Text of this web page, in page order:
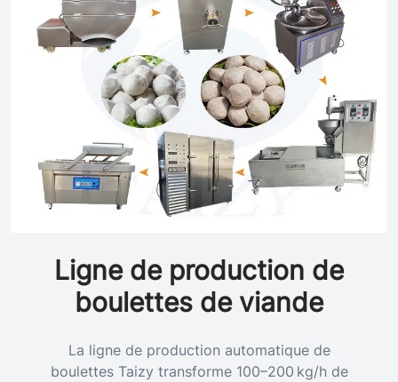
Ligne de production de
boulettes de viande
La ligne de production automatique de
boulettes Taizy transforme 100–200 kg/h de